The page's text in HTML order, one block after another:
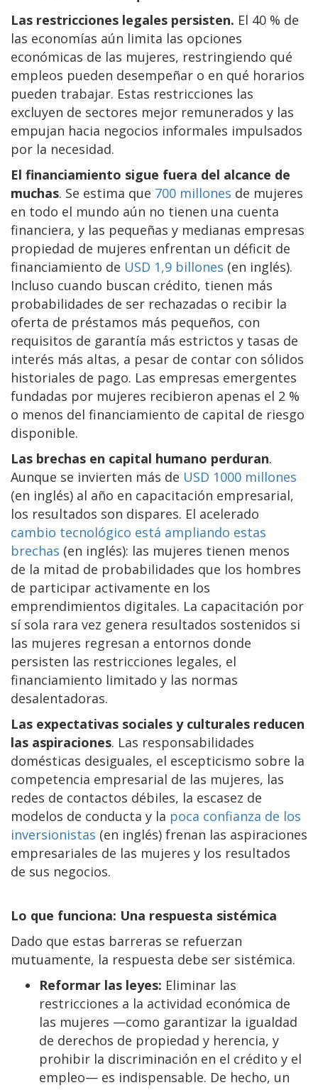
Las restricciones legales persisten. El 40 % de
las economías aún limita las opciones
económicas de las mujeres, restringiendo qué
empleos pueden desempeñar o en qué horarios
pueden trabajar. Estas restricciones las
excluyen de sectores mejor remunerados y las
empujan hacia negocios informales impulsados
por la necesidad.
El financiamiento sigue fuera del alcance de
muchas. Se estima que 700 millones de mujeres
en todo el mundo aún no tienen una cuenta
financiera, y las pequeñas y medianas empresas
propiedad de mujeres enfrentan un déficit de
financiamiento de USD 1,9 billones (en inglés).
Incluso cuando buscan crédito, tienen más
probabilidades de ser rechazadas o recibir la
oferta de préstamos más pequeños, con
requisitos de garantía más estrictos y tasas de
interés más altas, a pesar de contar con sólidos
historiales de pago. Las empresas emergentes
fundadas por mujeres recibieron apenas el 2 %
o menos del financiamiento de capital de riesgo
disponible.
Las brechas en capital humano perduran.
Aunque se invierten más de USD 1000 millones
(en inglés) al año en capacitación empresarial,
los resultados son dispares. El acelerado
cambio tecnológico está ampliando estas
brechas (en inglés): las mujeres tienen menos
de la mitad de probabilidades que los hombres
de participar activamente en los
emprendimientos digitales. La capacitación por
sí sola rara vez genera resultados sostenidos si
las mujeres regresan a entornos donde
persisten las restricciones legales, el
financiamiento limitado y las normas
desalentadoras.
Las expectativas sociales y culturales reducen
las aspiraciones. Las responsabilidades
domésticas desiguales, el escepticismo sobre la
competencia empresarial de las mujeres, las
redes de contactos débiles, la escasez de
modelos de conducta y la poca confianza de los
inversionistas (en inglés) frenan las aspiraciones
empresariales de las mujeres y los resultados
de sus negocios.
Lo que funciona: Una respuesta sistémica
Dado que estas barreras se refuerzan
mutuamente, la respuesta debe ser sistémica.
Reformar las leyes: Eliminar las
restricciones a la actividad económica de
las mujeres —como garantizar la igualdad
de derechos de propiedad y herencia, y
prohibir la discriminación en el crédito y el
empleo— es indispensable. De hecho, un